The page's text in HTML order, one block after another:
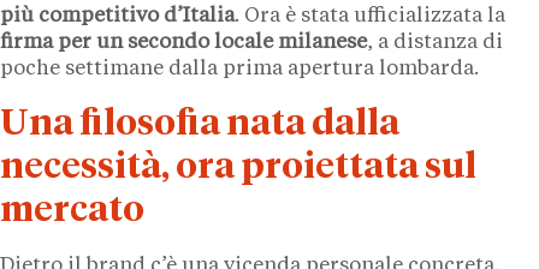
più competitivo d’Italia. Ora è stata ufficializzata la
firma per un secondo locale milanese, a distanza di
poche settimane dalla prima apertura lombarda.
Una filosofia nata dalla
necessità, ora proiettata sul
mercato